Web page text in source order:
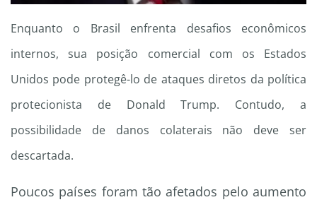
Enquanto o Brasil enfrenta desafios econômicos
internos, sua posição comercial com os Estados
Unidos pode protegê-lo de ataques diretos da política
protecionista de Donald Trump. Contudo, a
possibilidade de danos colaterais não deve ser
descartada.
Poucos países foram tão afetados pelo aumento